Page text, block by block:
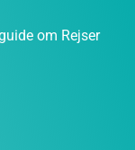
om Rejser